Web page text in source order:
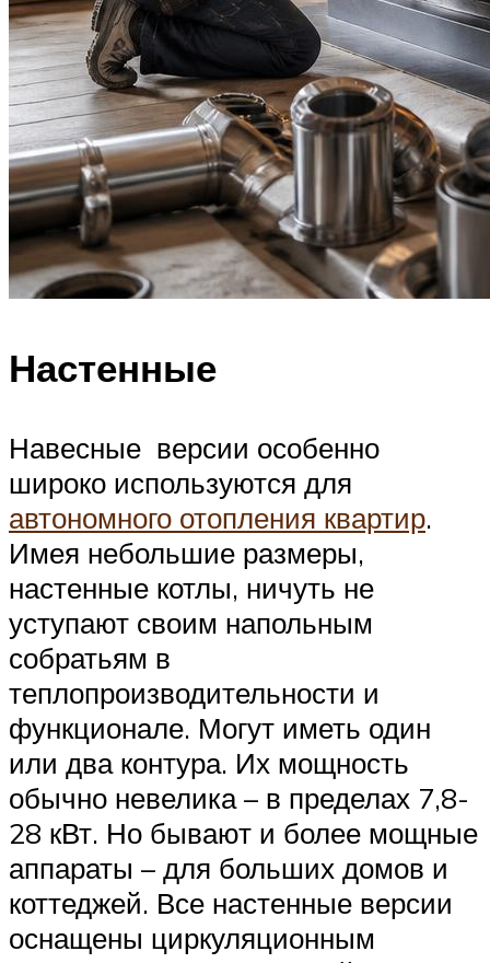
Настенные
Навесные версии особенно
широко используются для
автономного отопления квартир.
Имея небольшие размеры,
настенные котлы, ничуть не
уступают своим напольным
собратьям в
теплопроизводительности и
функционале. Могут иметь один
или два контура. Их мощность
обычно невелика – в пределах 7,8-
28 кВт. Но бывают и более мощные
аппараты – для больших домов и
коттеджей. Все настенные версии
оснащены циркуляционным